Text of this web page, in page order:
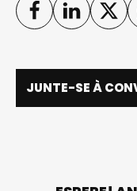
JUNTE-SE À